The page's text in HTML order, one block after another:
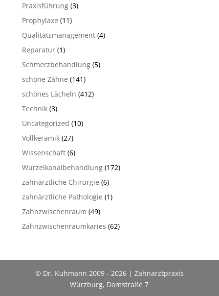
Praxisführung(3)
Prophylaxe (11)
Qualitätsmanagement(4)
Reparatur(1)
Schmerzbehandlung(5)
schöne Zähne (141)
schönes Lächeln (412)
Technik(3)
Uncategorized (10)
Vollkeramik(27)
Wissenschaft(6)
Wurzelkanalbehandlung(172)
zahnärztliche Chirurgie (6)
zahnärztliche Pathologie (1)
Zahnzwischenraum (49)
Zahnzwischenraumkaries (62)
© Dr. Kuhmann 2009 - 2026 | Zahnarztpraxis
Würzburg, Domstraße 7